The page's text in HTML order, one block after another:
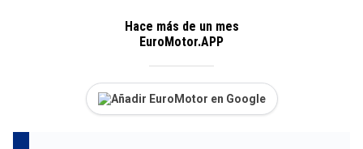
Hace más de un mes
EuroMotor.APP
Añadir EuroMotor en Google